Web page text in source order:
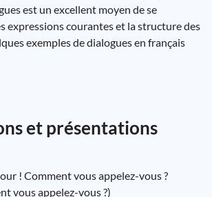
est un excellent moyen de se
expressions courantes et la structure des
exemples de dialogues en français
et présentations
! Comment vous appelez-vous ?
vous appelez-vous ?)